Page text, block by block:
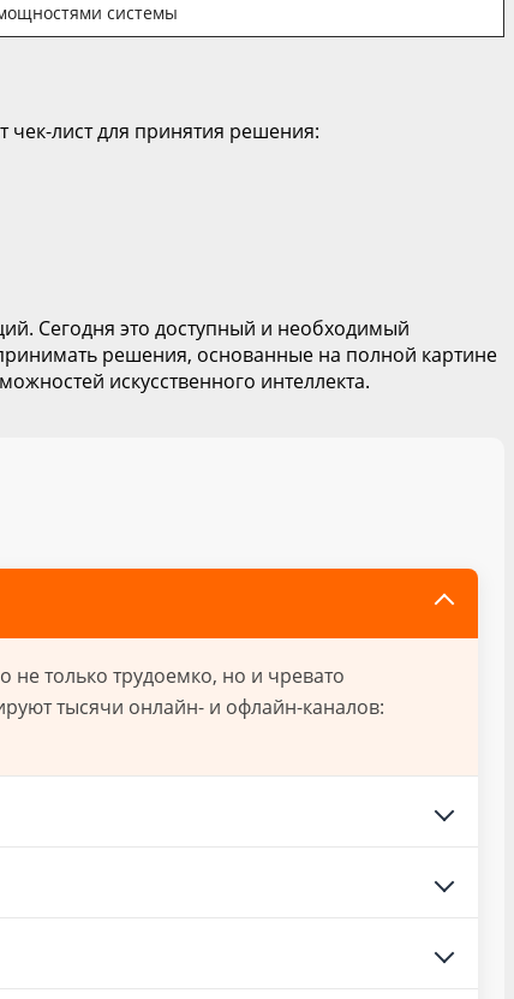
системы
лист для принятия решения:
Сегодня это доступный и необходимый
решения, основанные на полной картине
искусственного интеллекта.
только трудоемко, но и чревато
тысячи онлайн- и офлайн-каналов: